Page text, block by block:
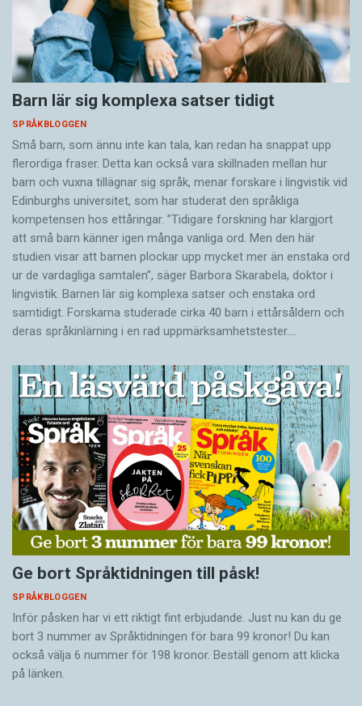
Barn lär sig komplexa satser tidigt
SPRÅKBLOGGEN
Små barn, som ännu inte kan tala, kan redan ha snappat upp
flerordiga fraser. Detta kan också vara skillnaden mellan hur
barn och vuxna tillägnar sig språk, menar forskare i lingvistik vid
Edinburghs universitet, som har studerat den språkliga
kompetensen hos ettåringar. ”Tidigare forskning har klargjort
att små barn känner igen många vanliga ord. Men den här
studien visar att barnen plockar upp mycket mer än enstaka ord
ur de vardagliga samtalen”, säger Barbora Skarabela, doktor i
lingvistik. Barnen lär sig komplexa satser och enstaka ord
samtidigt. Forskarna studerade cirka 40 barn i ettårsåldern och
deras språkinlärning i en rad uppmärksamhetstester.…
Ge bort Språktidningen till påsk!
SPRÅKBLOGGEN
Inför påsken har vi ett riktigt fint erbjudande. Just nu kan du ge
bort 3 nummer av Språktidningen för bara 99 kronor! Du kan
också välja 6 nummer för 198 kronor. Beställ genom att klicka
på länken.